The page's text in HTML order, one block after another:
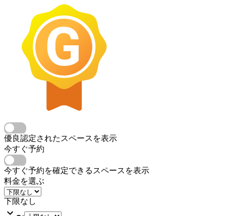
優良認定されたスペースを表示
今すぐ予約
今すぐ予約を確定できるスペースを表示
料金を選ぶ
下限なし